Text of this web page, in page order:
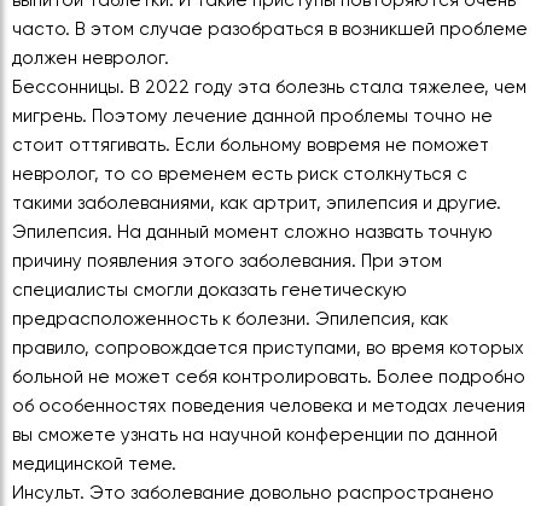
часто. В этом случае разобраться в возникшей проблеме
должен невролог.
Бессонницы. В 2022 году эта болезнь стала тяжелее, чем
мигрень. Поэтому лечение данной проблемы точно не
стоит оттягивать. Если больному вовремя не поможет
невролог, то со временем есть риск столкнуться с
такими заболеваниями, как артрит, эпилепсия и другие.
Эпилепсия. На данный момент сложно назвать точную
причину появления этого заболевания. При этом
специалисты смогли доказать генетическую
предрасположенность к болезни. Эпилепсия, как
правило, сопровождается приступами, во время которых
больной не может себя контролировать. Более подробно
об особенностях поведения человека и методах лечения
вы сможете узнать на научной конференции по данной
медицинской теме.
Инсульт. Это заболевание довольно распространено